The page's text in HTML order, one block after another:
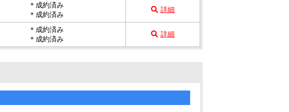
＊成約済み
＊成約済み
詳細
＊成約済み
＊成約済み
詳細